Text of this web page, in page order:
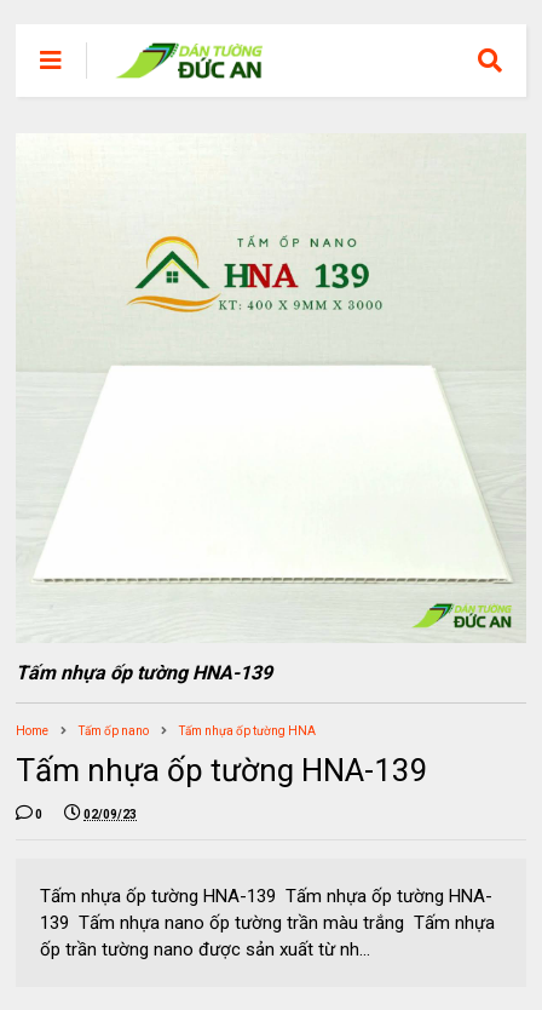
Tấm nhựa ốp tường HNA-139
Home Tấm ốp nano Tấm nhựa ốp tường HNA
Tấm nhựa ốp tường HNA-139
0 02/09/23
Tấm nhựa ốp tường HNA-139 Tấm nhựa ốp tường HNA-
139 Tấm nhựa nano ốp tường trần màu trắng Tấm nhựa
ốp trần tường nano được sản xuất từ nh...